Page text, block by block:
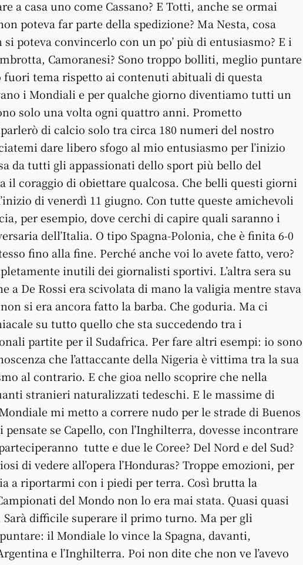
a casa uno come Cassano? E Totti, anche se ormai
poteva far parte della spedizione? Ma Nesta, cosa
poteva convincerlo con un po’ più di entusiasmo? E i
Camoranesi? Sono troppo bolliti, meglio puntare
fuori tema rispetto ai contenuti abituali di questa
i Mondiali e per qualche giorno diventiamo tutti un
solo una volta ogni quattro anni. Prometto
di calcio solo tra circa 180 numeri del nostro
dare libero sfogo al mio entusiasmo per l’inizio
da tutti gli appassionati dello sport più bello del
il coraggio di obiettare qualcosa. Che belli questi giorni
di venerdì 11 giugno. Con tutte queste amichevoli
per esempio, dove cerchi di capire quali saranno i
dell’Italia. O tipo Spagna-Polonia, che è finita 6-0
fino alla fine. Perché anche voi lo avete fatto, vero?
inutili dei giornalisti sportivi. L’altra sera su
a De Rossi era scivolata di mano la valigia mentre stava
si era ancora fatto la barba. Che goduria. Ma ci
su tutto quello che sta succedendo tra i
partite per il Sudafrica. Per fare altri esempi: io sono
che l’attaccante della Nigeria è vittima tra la sua
al contrario. E che gioa nello scoprire che nella
stranieri naturalizzati tedeschi. E le massime di
mi metto a correre nudo per le strade di Buenos
pensate se Capello, con l’Inghilterra, dovesse incontrare
tutte e due le Coree? Del Nord e del Sud?
di vedere all’opera l’Honduras? Troppe emozioni, per
a riportarmi con i piedi per terra. Così brutta la
del Mondo non lo era mai stata. Quasi quasi
difficile superare il primo turno. Ma per gli
il Mondiale lo vince la Spagna, davanti,
e l’Inghilterra. Poi non dite che non ve l’avevo